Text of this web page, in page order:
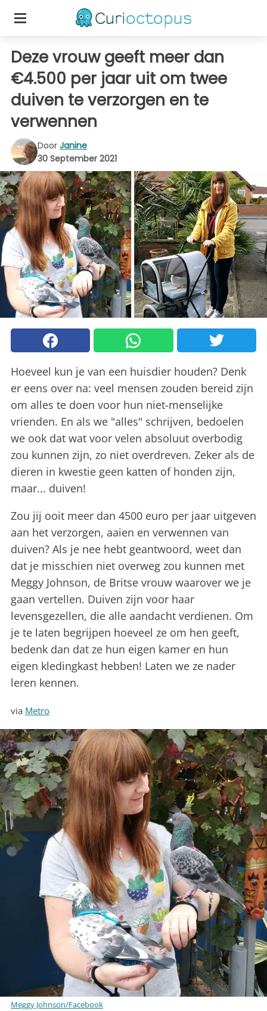
Deze vrouw geeft meer dan
€4.500 per jaar uit om twee
duiven te verzorgen en te
verwennen
Door Janine
30 September 2021
Hoeveel kun je van een huisdier houden? Denk
er eens over na: veel mensen zouden bereid zijn
om alles te doen voor hun niet-menselijke
vrienden. En als we "alles" schrijven, bedoelen
we ook dat wat voor velen absoluut overbodig
zou kunnen zijn, zo niet overdreven. Zeker als de
dieren in kwestie geen katten of honden zijn,
maar... duiven!
Zou jij ooit meer dan 4500 euro per jaar uitgeven
aan het verzorgen, aaien en verwennen van
duiven? Als je nee hebt geantwoord, weet dan
dat je misschien niet overweg zou kunnen met
Meggy Johnson, de Britse vrouw waarover we je
gaan vertellen. Duiven zijn voor haar
levensgezellen, die alle aandacht verdienen. Om
je te laten begrijpen hoeveel ze om hen geeft,
bedenk dan dat ze hun eigen kamer en hun
eigen kledingkast hebben! Laten we ze nader
leren kennen.
via Metro
Meggy Johnson/Facebook